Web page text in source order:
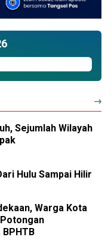
Sejumlah Wilayah
Hulu Sampai Hilir
Warga Kota